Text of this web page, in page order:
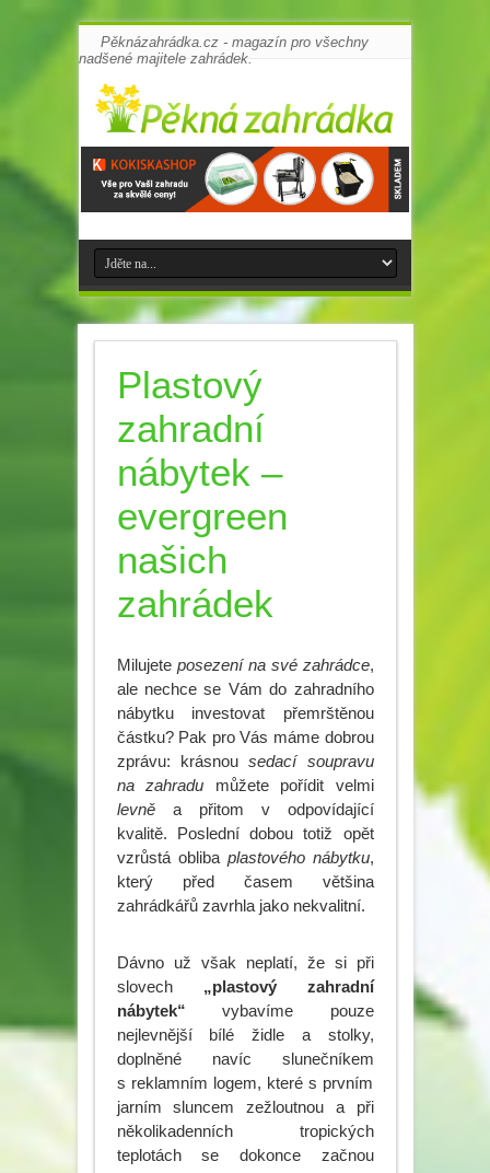
Pěknázahrádka.cz - magazín pro všechny
nadšené majitele zahrádek.
Plastový
zahradní
nábytek –
evergreen
našich
zahrádek
Milujete posezení na své zahrádce,
ale nechce se Vám do zahradního
nábytku investovat přemrštěnou
částku? Pak pro Vás máme dobrou
zprávu: krásnousedací soupravu
na zahradu můžete pořídit velmi
levněa přitom v odpovídající
kvalitě. Poslední dobou totiž opět
vzrůstá obliba plastového nábytku,
který před časem většina
zahrádkářů zavrhla jako nekvalitní.
Dávno už však neplatí, že si při
slovech „plastový zahradní
nábytek“ vybavíme pouze
nejlevnější bílé židle a stolky,
doplněné navíc slunečníkem
s reklamním logem, které s prvním
jarním sluncem zežloutnou a při
několikadenních tropických
teplotách se dokonce začnou